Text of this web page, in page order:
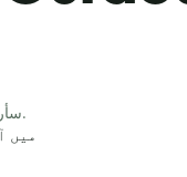
سأرسل لك رسالة بالبريد الإلكتروني.
میں